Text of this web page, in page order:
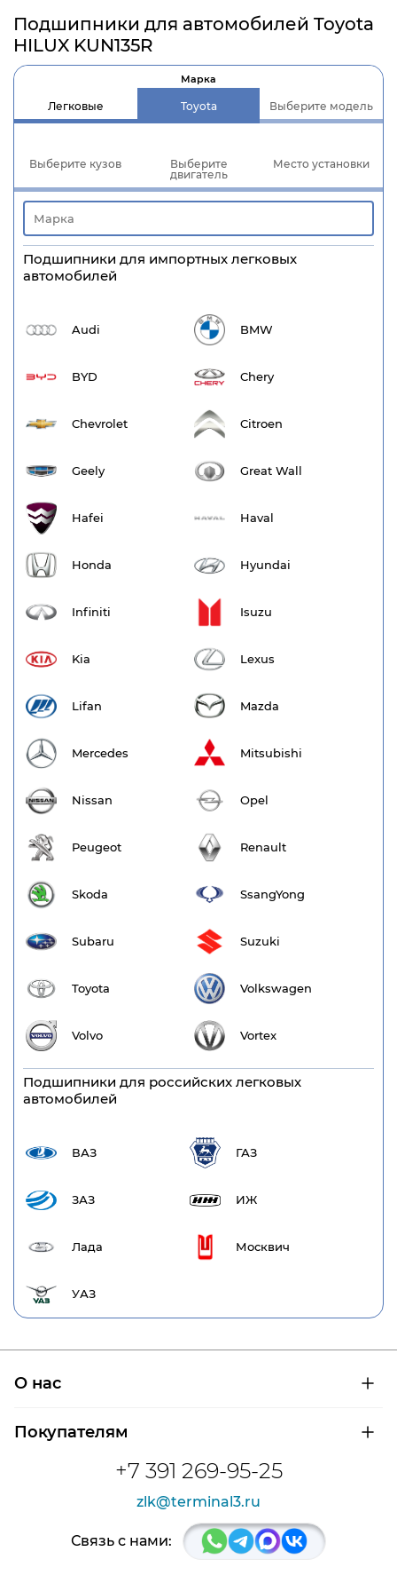
Подшипники для автомобилей Toyota
HILUX KUN135R
Легковые
Марка
Toyota Выберите модель
Выберите кузов
Выберите
двигатель
Место установки
Подшипники для импортных легковых
автомобилей
Audi BMW
BYD Chery
Chevrolet Citroen
Geely Great Wall
Hafei Haval
Honda Hyundai
Infiniti Isuzu
Kia Lexus
Lifan Mazda
Mercedes Mitsubishi
Nissan Opel
Peugeot Renault
Skoda SsangYong
Subaru Suzuki
Toyota Volkswagen
Volvo Vortex
Подшипники для российских легковых
автомобилей
ВАЗ ГАЗ
ЗАЗ ИЖ
Лада Москвич
УАЗ
+7 391 269-95-25
zlk@terminal3.ru
О нас
Сертификаты на продукцию
Покупателям
Доставка и оплата
Расшифровка маркировки подшипников
Связь с нами: